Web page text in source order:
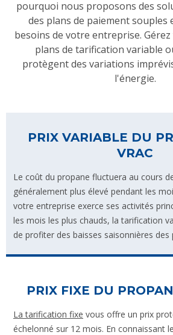
pourquoi nous proposons des
des plans de paiement souples
besoins de votre entreprise. Gérez
plans de tarification variable
protègent des variations
l'énergie.
PRIX VARIABLE DU
VRAC
Le coût du propane fluctuera au cours
généralement plus élevé pendant les
votre entreprise exerce ses activités
les mois les plus chauds, la tarification
de profiter des baisses saisonnières des
PRIX FIXE DU
La tarification fixe vous offre un prix
échelonné sur 12 mois. En connaissant